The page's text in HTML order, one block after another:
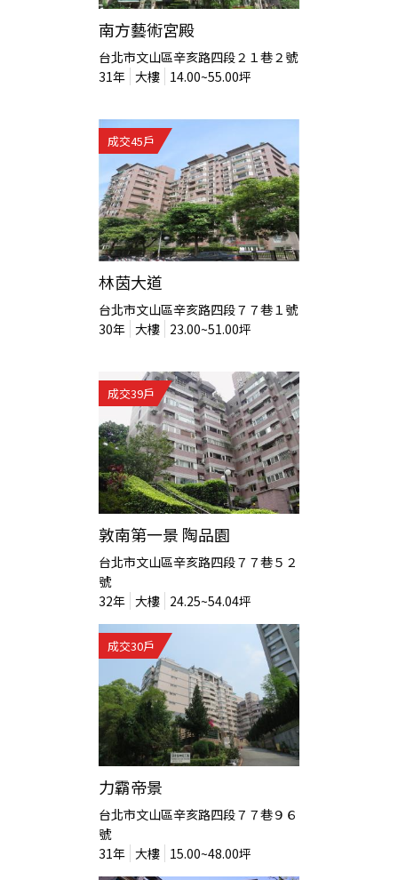
南方藝術宮殿
台北市文山區辛亥路四段２１巷２號
31年 大樓 14.00~55.00坪
成交45戶
林茵大道
台北市文山區辛亥路四段７７巷１號
30年 大樓 23.00~51.00坪
成交39戶
敦南第一景 陶品園
台北市文山區辛亥路四段７７巷５２
號
32年 大樓 24.25~54.04坪
成交30戶
力霸帝景
台北市文山區辛亥路四段７７巷９６
號
31年 大樓 15.00~48.00坪